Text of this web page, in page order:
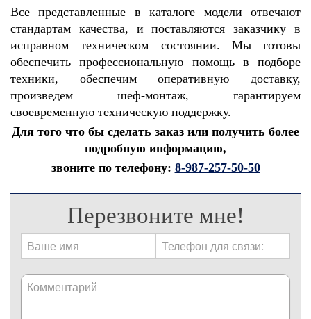
Все представленные в каталоге модели отвечают
стандартам качества, и поставляются заказчику в
исправном техническом состоянии. Мы готовы
обеспечить профессиональную помощь в подборе
техники, обеспечим оперативную доставку,
произведем шеф-монтаж, гарантируем
своевременную техническую поддержку.
Для того что бы сделать заказ или получить более
подробную информацию,
звоните по телефону: 8-987-257-50-50
Перезвоните мне!